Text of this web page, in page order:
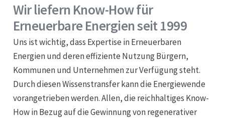
Wir liefern Know-How für
Erneuerbare Energien seit 1999
Uns ist wichtig, dass Expertise in Erneuerbaren
Energien und deren effiziente Nutzung Bürgern,
Kommunen und Unternehmen zur Verfügung steht.
Durch diesen Wissenstransfer kann die Energiewende
vorangetrieben werden. Allen, die reichhaltiges Know-
How in Bezug auf die Gewinnung von regenerativer